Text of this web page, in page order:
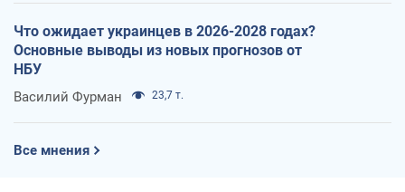
Что ожидает украинцев в 2026-2028 годах?
Основные выводы из новых прогнозов от
НБУ
Василий Фурман 23,7 т.
Все мнения